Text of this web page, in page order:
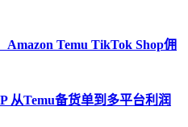
Temu TikTok Shop佣
从Temu备货单到多平台利润